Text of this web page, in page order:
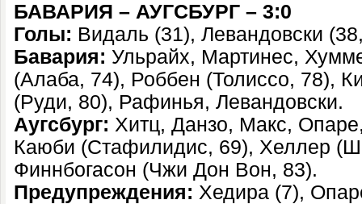
БАВАРИЯ – АУГСБУРГ – 3:0
Голы: Видаль (31), Левандовски
Бавария: Ульрайх, Мартинес,
(Алаба, 74), Роббен (Толиссо, 78),
(Руди, 80), Рафинья, Левандовски.
Аугсбург: Хитц, Данзо, Макс,
Каюби (Стафилидис, 69), Хеллер
Финнбогасон (Чжи Дон Вон, 83).
Предупреждения: Хедира (7),